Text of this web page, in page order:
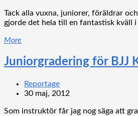
Tack alla vuxna, juniorer, föräldrar
gjorde det hela till en fantastisk kväll
More
Juniorgradering för BJJ
Reportage
30 maj, 2012
Som instruktör får jag nog säga att